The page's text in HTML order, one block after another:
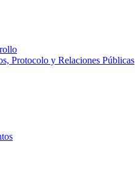
Protocolo y Relaciones Públicas